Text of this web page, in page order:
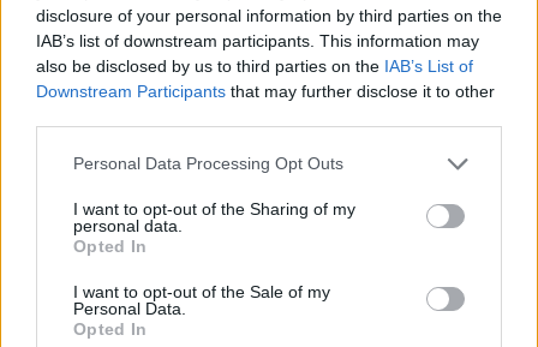
disclosure of your personal information by third parties on the
IAB’s list of downstream participants. This information may
also be disclosed by us to third parties on the IAB’s List of
Downstream Participants that may further disclose it to other
Please note that this website/app uses one or more Google
not limited to your visit or usage behaviour. You may click to
grant or deny consent to Google and its third-party tags to
use your data for below specified purposes in below Google
consent section.
Personal Data Processing Opt Outs
I want to opt-out of the Sharing of my
personal data.
Opted In
I want to opt-out of the Sale of my
Personal Data.
Opted In
Na dislike egyből jött. Megszólalni nem mersz
kicsihuszár? :)
↳ Válasz @Versenyeznikénevagymi
@parduc 2026. 07. 06. 13:12
Lehet hogy csak nem tud írni, amilyen